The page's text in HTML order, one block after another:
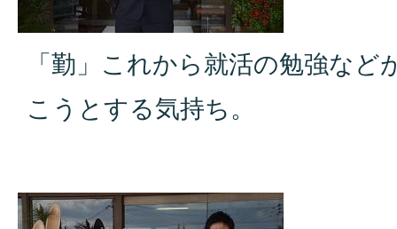
「勤」これから就活の勉強な
こうとする気持ち。